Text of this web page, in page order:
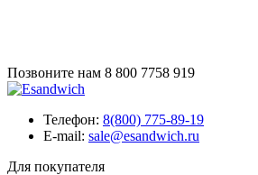
Позвоните нам 8 800 7758 919
Телефон: 8(800) 775-89-19
E-mail: sale@esandwich.ru
Для покупателя